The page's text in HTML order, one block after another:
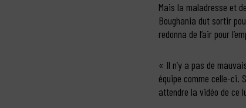
Mais la maladresse et
Boughania dut sortir
redonna de l’air pour
« Il n’y a pas de
équipe comme celle-ci.
attendre la vidéo de ce